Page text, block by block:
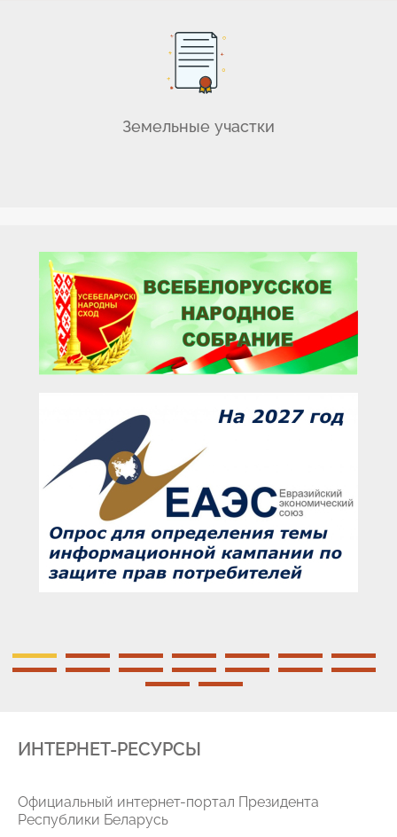
Земельные участки
ИНТЕРНЕТ-РЕСУРСЫ
Официальный интернет-портал Президента
Республики Беларусь